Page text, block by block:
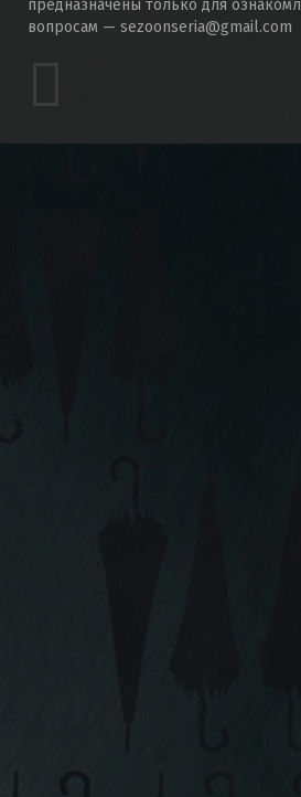
предназначены только для
вопросам — sezoonseria@gmail.com